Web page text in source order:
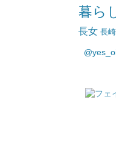
暮ら
長女 長崎